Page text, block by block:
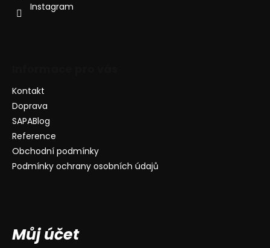
Instagram
Kontakt
Doprava
SAPABlog
Reference
Obchodní podmínky
Podmínky ochrany osobních údajů
Můj účet